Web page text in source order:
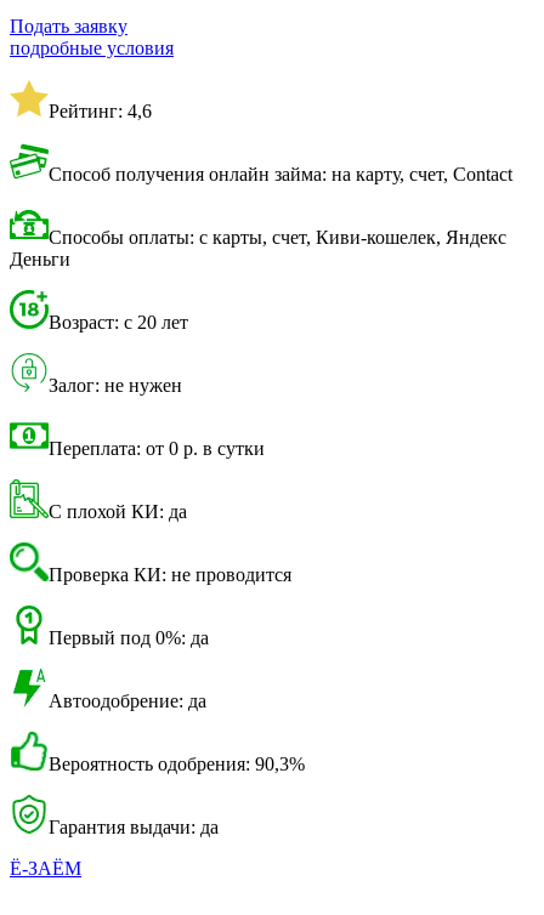
Подать заявку
подробные условия
Рейтинг: 4,6
Способ получения онлайн займа: на карту, счет, Contact
Способы оплаты: с карты, счет, Киви-кошелек, Яндекс
Деньги
Возраст: с 20 лет
Залог: не нужен
Переплата: от 0 р. в сутки
С плохой КИ: да
Проверка КИ: не проводится
Первый под 0%: да
Автоодобрение: да
Вероятность одобрения: 90,3%
Гарантия выдачи: да
Ё-ЗАЁМ